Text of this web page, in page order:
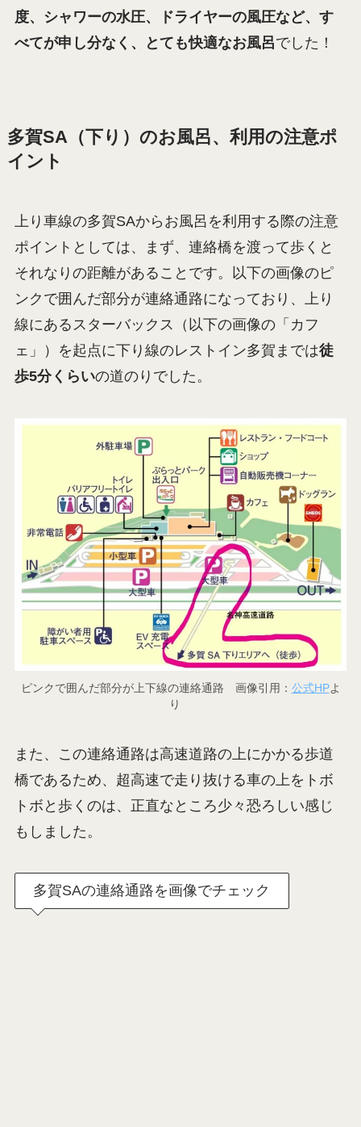
度、シャワーの水圧、ドライヤーの風圧など、す
べてが申し分なく、とても快適なお風呂でした！
多賀SA（下り）のお風呂、利用の注意ポ
イント
上り車線の多賀SAからお風呂を利用する際の注意
ポイントとしては、まず、連絡橋を渡って歩くと
それなりの距離があることです。以下の画像のピ
ンクで囲んだ部分が連絡通路になっており、上り
線にあるスターバックス（以下の画像の「カフ
ェ」）を起点に下り線のレストイン多賀までは徒
歩5分くらいの道のりでした。
ピンクで囲んだ部分が上下線の連絡通路 画像引用： 公式HPよ
り
また、この連絡通路は高速道路の上にかかる歩道
橋であるため、超高速で走り抜ける車の上をトボ
トボと歩くのは、正直なところ少々恐ろしい感じ
もしました。
多賀SAの連絡通路を画像でチェック